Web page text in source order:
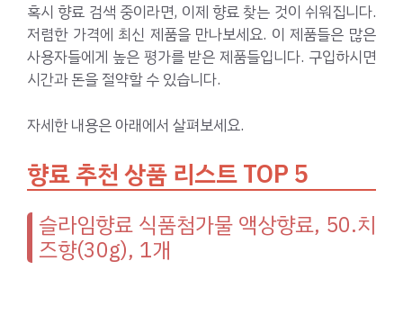
혹시 향료 검색 중이라면, 이제 향료 찾는 것이 쉬워집니다.
저렴한 가격에 최신 제품을 만나보세요. 이 제품들은 많은
사용자들에게 높은 평가를 받은 제품들입니다. 구입하시면
시간과 돈을 절약할 수 있습니다.
자세한 내용은 아래에서 살펴보세요.
향료 추천 상품 리스트 TOP 5
슬라임향료 식품첨가물 액상향료, 50.치
즈향(30g), 1개